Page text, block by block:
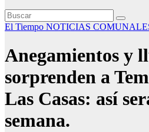
El Tiempo NOTICIAS
Anegamientos y
sorprenden a
Las Casas: así
semana.